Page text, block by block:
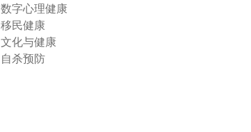
数字心理健康
移民健康
文化与健康
自杀预防